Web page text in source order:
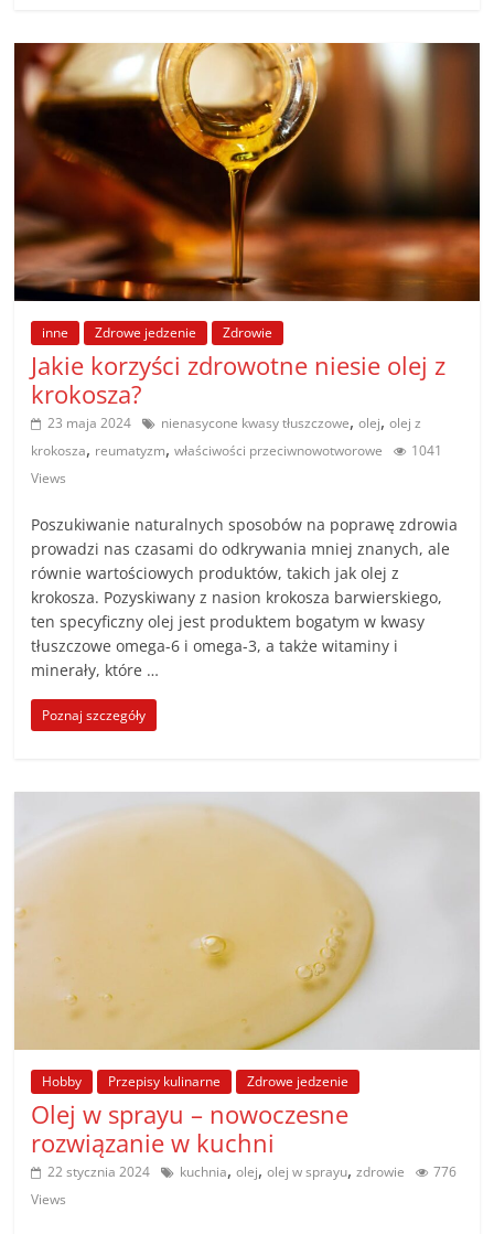
inne Zdrowe jedzenie Zdrowie
Jakie korzyści zdrowotne niesie olej z
krokosza?
23 maja 2024 nienasycone kwasy tłuszczowe,olej,olej z
krokosza, reumatyzm,właściwości przeciwnowotworowe
1041
Views
Poszukiwanie naturalnych sposobów na poprawę zdrowia
prowadzi nas czasami do odkrywania mniej znanych, ale
równie wartościowych produktów, takich jak olej z
krokosza. Pozyskiwany z nasion krokosza barwierskiego,
ten specyficzny olej jest produktem bogatym w kwasy
tłuszczowe omega-6 i omega-3, a także witaminy i
minerały, które …
Poznaj szczegóły
Hobby Przepisy kulinarne Zdrowe jedzenie
Olej w sprayu – nowoczesne
rozwiązanie w kuchni
22 stycznia 2024 kuchnia,olej,olej w sprayu,zdrowie
776
Views